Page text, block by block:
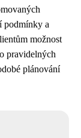
podmínky a
možnost
pravidelných
plánování